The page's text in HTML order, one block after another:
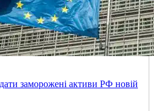
заморожені активи РФ новій